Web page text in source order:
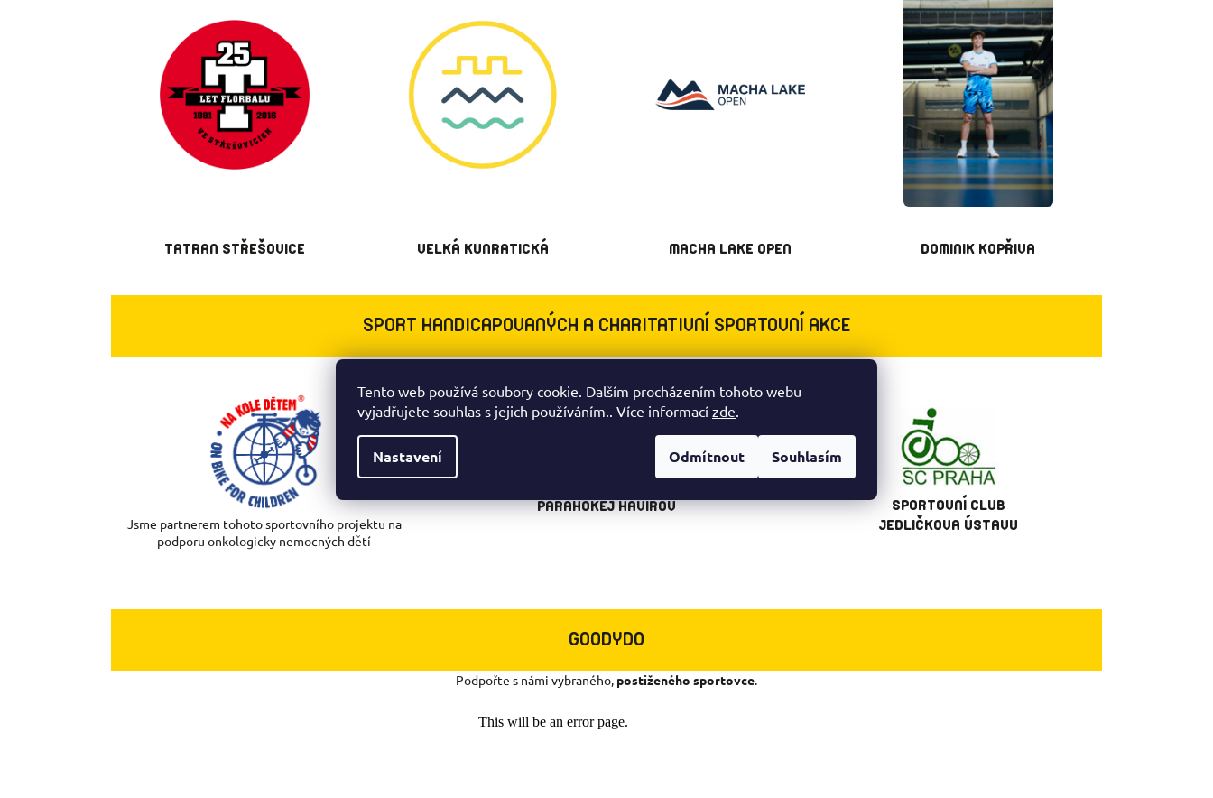
Tento web používá soubory cookie. Dalším procházením tohoto webu
vyjadřujete souhlas s jejich používáním.. Více informací zde.
Nastavení Odmítnout Souhlasím
TATRAN STŘEŠOVICE VELKÁ KUNRATICKÁ MACHA LAKE OPEN DOMINIK KOPŘIVA
SPORT HANDICAPOVANÝCH A CHARITATIVNÍ SPORTOVNÍ AKCE
Jsme partnerem tohoto sportovního projektu na
podporu onkologicky nemocných dětí
PARAHOKEJ HAVÍŘOV
SPORTOVNÍ CLUB
JEDLIČKOVA ÚSTAVU
GOODYDO
Podpořte s námi vybraného, postiženého sportovce.